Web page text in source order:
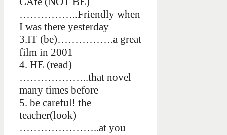
……………..Friendly when
I was there yesterday
3.IT (be)…………….a great
film in 2001
4. HE (read)
………………..that novel
many times before
5. be careful! the
teacher(look)
…………………..at you